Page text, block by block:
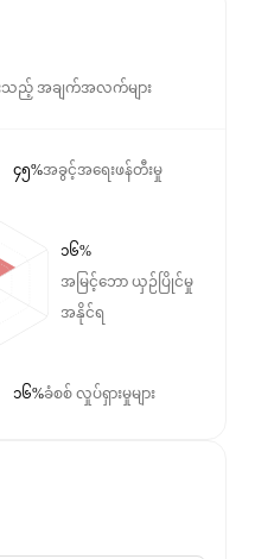
းသည့် အချက်အလက်များ
အခွင့်အရေးဖန်တီးမှု
၄၅%
အမြင့်ဘော ယှဉ်ပြိုင်မှု
အနိုင်ရ
၁၆%
ခံစစ် လှုပ်ရှားမှုများ
၁၆%